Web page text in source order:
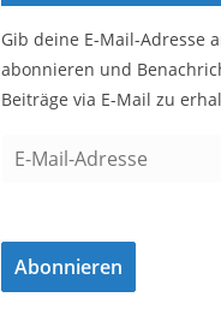
Gib deine E-Mail-Adresse
abonnieren und
Beiträge via E-Mail zu
a
l
Abonnieren